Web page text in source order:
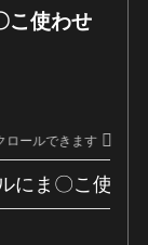
こ使わせ
ロールできます
にま〇こ使わ